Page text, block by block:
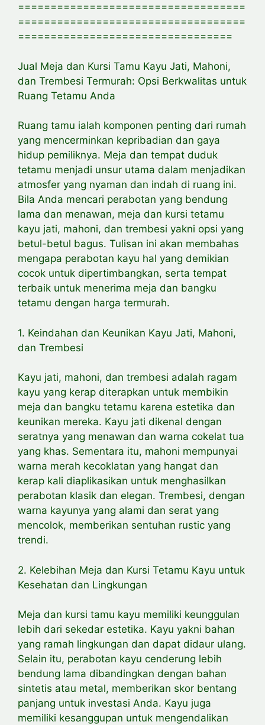
===================================
===================================
=================================
Jual Meja dan Kursi Tamu Kayu Jati, Mahoni,
dan Trembesi Termurah: Opsi Berkwalitas untuk
Ruang Tetamu Anda
Ruang tamu ialah komponen penting dari rumah
yang mencerminkan kepribadian dan gaya
hidup pemiliknya. Meja dan tempat duduk
tetamu menjadi unsur utama dalam menjadikan
atmosfer yang nyaman dan indah di ruang ini.
Bila Anda mencari perabotan yang bendung
lama dan menawan, meja dan kursi tetamu
kayu jati, mahoni, dan trembesi yakni opsi yang
betul-betul bagus. Tulisan ini akan membahas
mengapa perabotan kayu hal yang demikian
cocok untuk dipertimbangkan, serta tempat
terbaik untuk menerima meja dan bangku
tetamu dengan harga termurah.
1. Keindahan dan Keunikan Kayu Jati, Mahoni,
dan Trembesi
Kayu jati, mahoni, dan trembesi adalah ragam
kayu yang kerap diterapkan untuk membikin
meja dan bangku tetamu karena estetika dan
keunikan mereka. Kayu jati dikenal dengan
seratnya yang menawan dan warna cokelat tua
yang khas. Sementara itu, mahoni mempunyai
warna merah kecoklatan yang hangat dan
kerap kali diaplikasikan untuk menghasilkan
perabotan klasik dan elegan. Trembesi, dengan
warna kayunya yang alami dan serat yang
mencolok, memberikan sentuhan rustic yang
trendi.
2. Kelebihan Meja dan Kursi Tetamu Kayu untuk
Kesehatan dan Lingkungan
Meja dan kursi tamu kayu memiliki keunggulan
lebih dari sekedar estetika. Kayu yakni bahan
yang ramah lingkungan dan dapat didaur ulang.
Selain itu, perabotan kayu cenderung lebih
bendung lama dibandingkan dengan bahan
sintetis atau metal, memberikan skor bentang
panjang untuk investasi Anda. Kayu juga
memiliki kesanggupan untuk mengendalikan